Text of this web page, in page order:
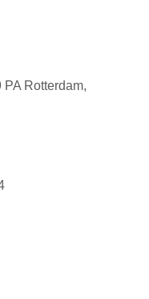
Rotterdam,